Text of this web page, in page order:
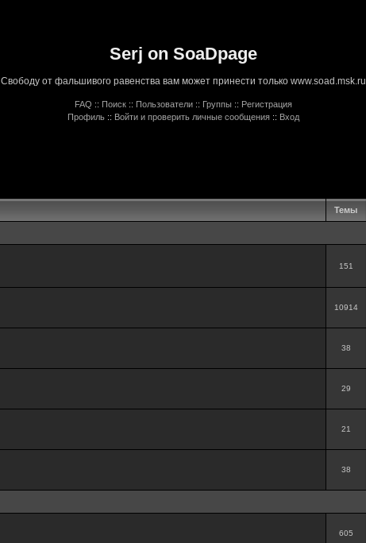
Serj on SoaDpage
Свободу от фальшивого равенства вам может принести только www.soad.msk.ru
FAQ :: Поиск :: Пользователи :: Группы :: Регистрация
Профиль :: Войти и проверить личные сообщения :: Вход
Темы
151
10914
38
29
21
38
605